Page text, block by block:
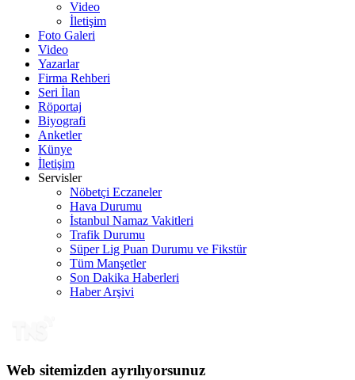
Video
İletişim
Foto Galeri
Video
Yazarlar
Firma Rehberi
Seri İlan
Röportaj
Biyografi
Anketler
Künye
İletişim
Servisler
Nöbetçi Eczaneler
Hava Durumu
İstanbul Namaz Vakitleri
Trafik Durumu
Süper Lig Puan Durumu ve Fikstür
Tüm Manşetler
Son Dakika Haberleri
Haber Arşivi
Web sitemizden ayrılıyorsunuz